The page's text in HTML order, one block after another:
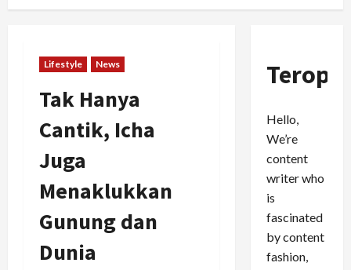
Lifestyle News
Tak Hanya
Cantik, Icha
Juga
Menaklukkan
Gunung dan
Dunia
Hello,
We’re
content
writer who
is
fascinated
by content
fashion,